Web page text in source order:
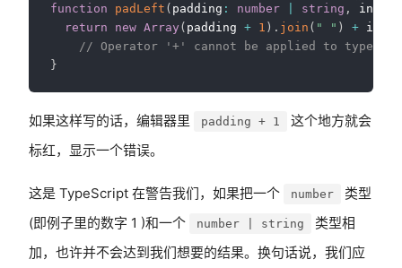
function padLeft ( padding : number string , input
return
new Array ( padding + 1 ) . join ( " " ) + input
// Operator '+' cannot be applied to types
}
如果这样写的话，编辑器里 padding + 1
这个地方就会
标红，显示一个错误。
这是 TypeScript 在警告我们，如果把一个 number
类型
(即例子里的数字 1 )和一个
number | string
类型相
加，也许并不会达到我们想要的结果。换句话说，我们应